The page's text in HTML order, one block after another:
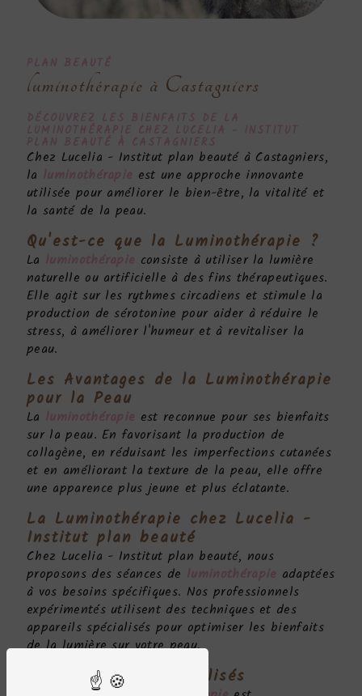
PLAN BEAUTÉ
luminothérapie à Castagniers
DÉCOUVREZ LES BIENFAITS DE LA
LUMINOTHÉRAPIE CHEZ LUCELIA - INSTITUT
PLAN BEAUTÉ À CASTAGNIERS
Chez Lucelia - Institut plan beauté à Castagniers,
la luminothérapie est une approche innovante
utilisée pour améliorer le bien-être, la vitalité et
la santé de la peau.
Qu'est-ce que la Luminothérapie ?
La luminothérapie consiste à utiliser la lumière
naturelle ou artificielle à des fins thérapeutiques.
Elle agit sur les rythmes circadiens et stimule la
production de sérotonine pour aider à réduire le
stress, à améliorer l'humeur et à revitaliser la
peau.
Les Avantages de la Luminothérapie
pour la Peau
La luminothérapie est reconnue pour ses bienfaits
sur la peau. En favorisant la production de
collagène, en réduisant les imperfections cutanées
et en améliorant la texture de la peau, elle offre
une apparence plus jeune et plus éclatante.
La Luminothérapie chez Lucelia -
Institut plan beauté
Chez Lucelia - Institut plan beauté, nous
proposons des séances de luminothérapie adaptées
à vos besoins spécifiques. Nos professionnels
expérimentés utilisent des techniques et des
appareils spécialisés pour optimiser les bienfaits
de la lumière sur votre peau.
Traitements Personnalisés